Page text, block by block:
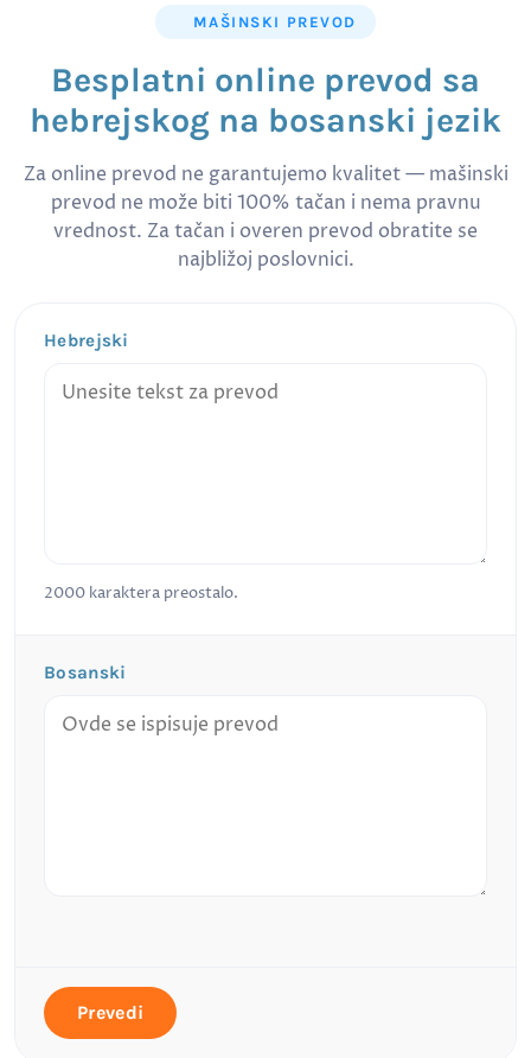
MAŠINSKI PREVOD
Besplatni online prevod sa
hebrejskog na bosanski jezik
Za online prevod ne garantujemo kvalitet — mašinski
prevod ne može biti 100% tačan i nema pravnu
vrednost. Za tačan i overen prevod obratite se
najbližoj poslovnici.
Hebrejski
2000 karaktera preostalo.
Bosanski
Prevedi